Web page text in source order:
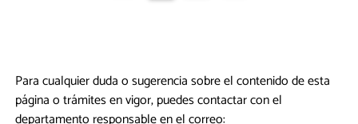
Para cualquier duda o sugerencia sobre el contenido de esta
página o trámites en vigor, puedes contactar con el
departamento responsable en el correo: